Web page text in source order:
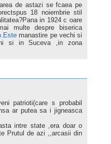
de astazi se fcaea pe
18 noiembrie stil
in 1924 c oare
multe despre biserica
manastire pe vechi si
si in Suceva ,in zona
patrioti(care s probabil
ar putea sa i jigneasca
intre state ,era doar o
Prutul de azi ,,arcasii din